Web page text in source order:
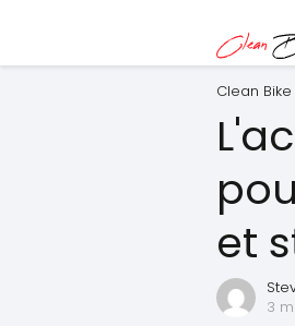
Clean Bike
et
3